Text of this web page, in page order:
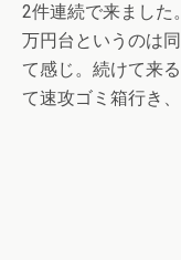
2件連続で来ました
万円台というのは
て感じ。続けて来
て速攻ゴミ箱行き